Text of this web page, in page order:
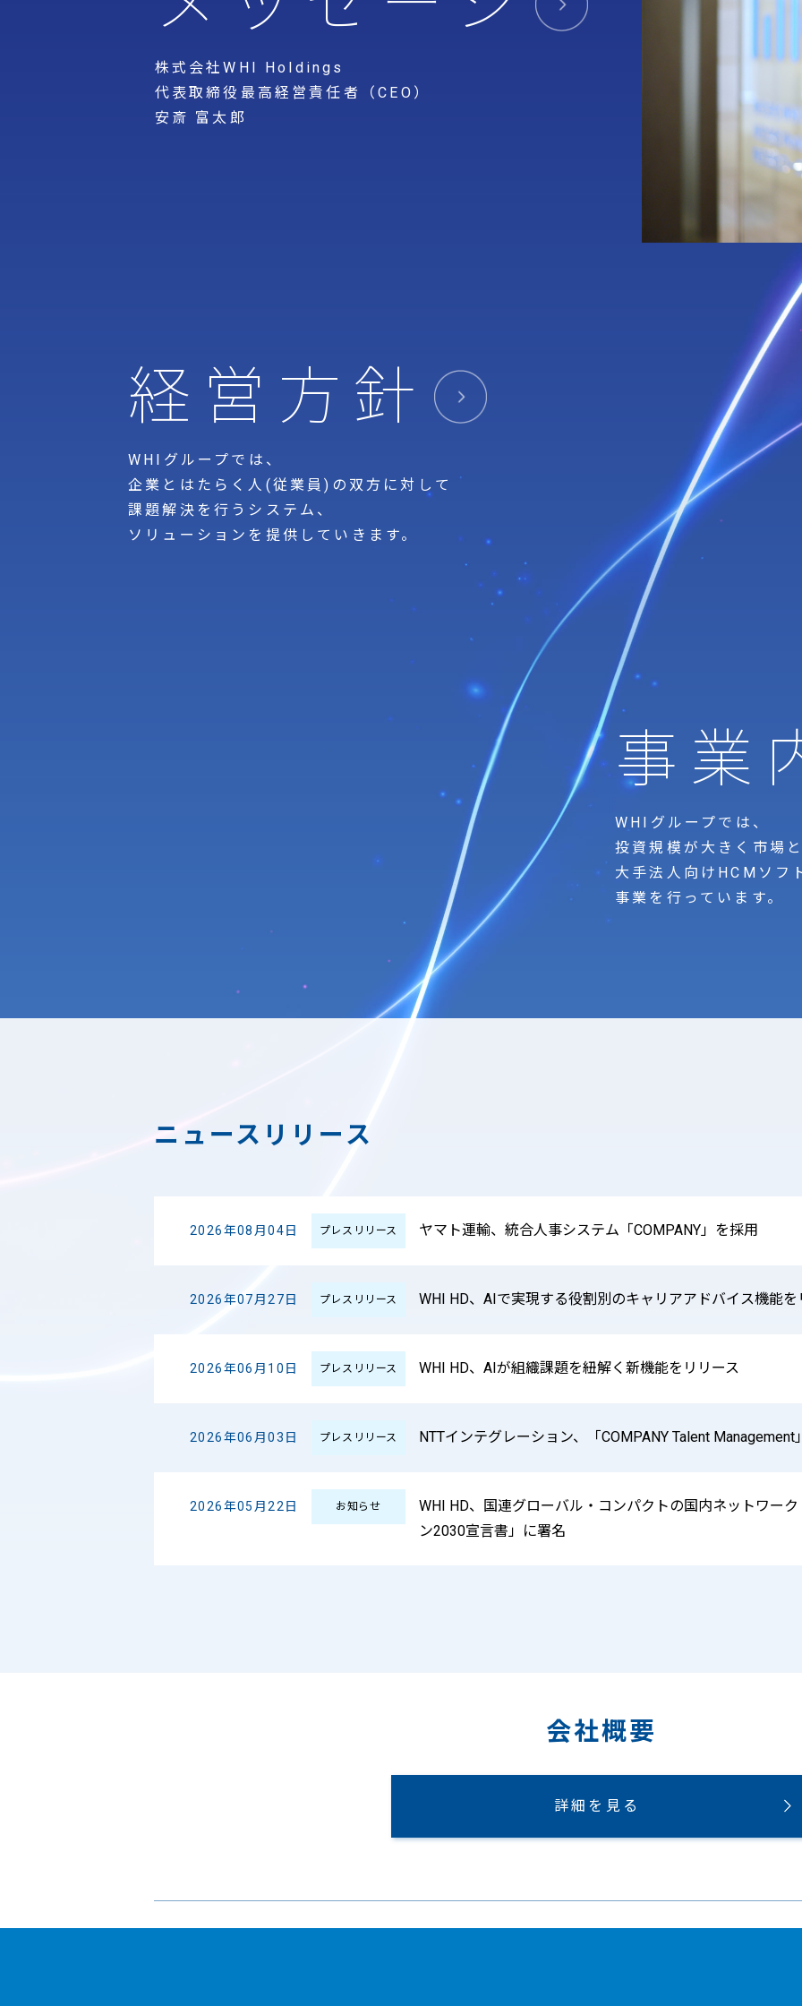
株式会社WHI Holdings
代表取締役最高経営責任者（CEO）
安斎 富太郎
経営方針
WHIグループでは、
企業とはたらく人(従業員)の双方に対して
課題解決を行うシステム、
ソリューションを提供していきます。
事業
WHIグループでは、
投資規模が大きく市場
大手法人向けHCMソフ
事業を行っています。
ニュースリリース
2026年08月04日 プレスリリース ヤマト運輸、統合人事システム「COMPANY」を採用
2026年07月27日 プレスリリース WHI HD、AIで実現する役割別のキャリアアドバイス機能を
2026年06月10日 プレスリリース WHI HD、AIが組織課題を紐解く新機能をリリース
2026年06月03日 プレスリリース NTTインテグレーション、「COMPANY Talent
2026年05月22日 お知らせ
WHI HD、国連グローバル・コンパクトの国内ネットワー
ン2030宣言書」に署名
会社概要
詳細を見る